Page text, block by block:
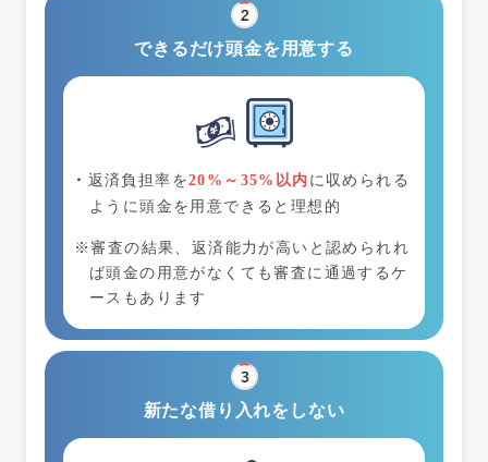
できるだけ頭金を用意する
返済負担率を20%～35%以内 に収められる
ように頭金を用意できると理想的
※審査の結果、返済能力が高いと認められれ
ば頭金の用意がなくても審査に通過するケ
ースもあります
新たな借り入れをしない